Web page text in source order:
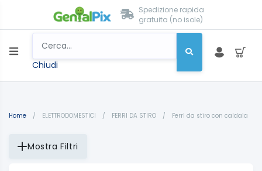
Spedizione rapida
gratuita (no isole)
Chiudi
Home / ELETTRODOMESTICI / FERRI DA STIRO / Ferri da stiro con caldaia
Mostra Filtri